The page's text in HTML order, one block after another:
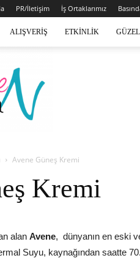
PR/İletişim İş Ortaklarımız
ALIŞVERIŞ ETKINLIK
Avene Güneş Kremi
Kremi
alan Avene, dünyanın en eski
Suyu, kaynağından saatte